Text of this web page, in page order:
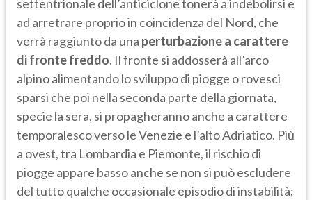
settentrionale dell’anticiclone tonerà a indebolirsi e
ad arretrare proprio in coincidenza del Nord, che
verrà raggiunto da una perturbazione a carattere
di fronte freddo. Il fronte si addosserà all’arco
alpino alimentando lo sviluppo di piogge o rovesci
sparsi che poi nella seconda parte della giornata,
specie la sera, si propagheranno anche a carattere
temporalesco verso le Venezie e l’alto Adriatico. Più
a ovest, tra Lombardia e Piemonte, il rischio di
piogge appare basso anche se non si può escludere
del tutto qualche occasionale episodio di instabilità;